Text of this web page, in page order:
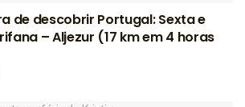
de descobrir Portugal: Sexta e
– Aljezur (17 km em 4 horas